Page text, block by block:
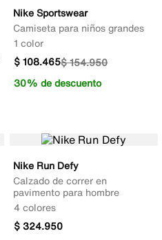
Nike Sportswear
Camiseta para niños grandes
1 color
$154.950
$108.465
30% de descuento
Nike Run Defy
Calzado de correr en
pavimento para hombre
4 colores
$324.950